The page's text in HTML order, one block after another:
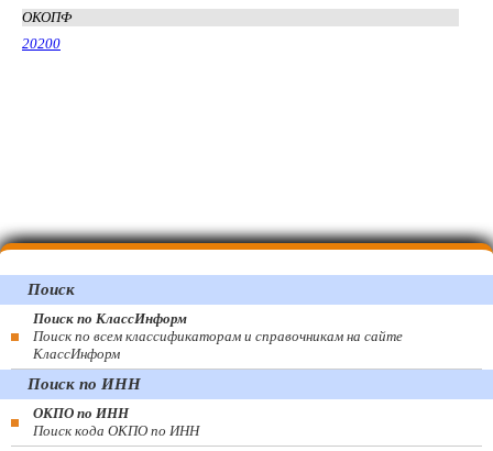
ОКОПФ
20200
Поиск
Поиск по КлассИнформ
Поиск по всем классификаторам и справочникам на сайте
КлассИнформ
Поиск по ИНН
ОКПО по ИНН
Поиск кода ОКПО по ИНН